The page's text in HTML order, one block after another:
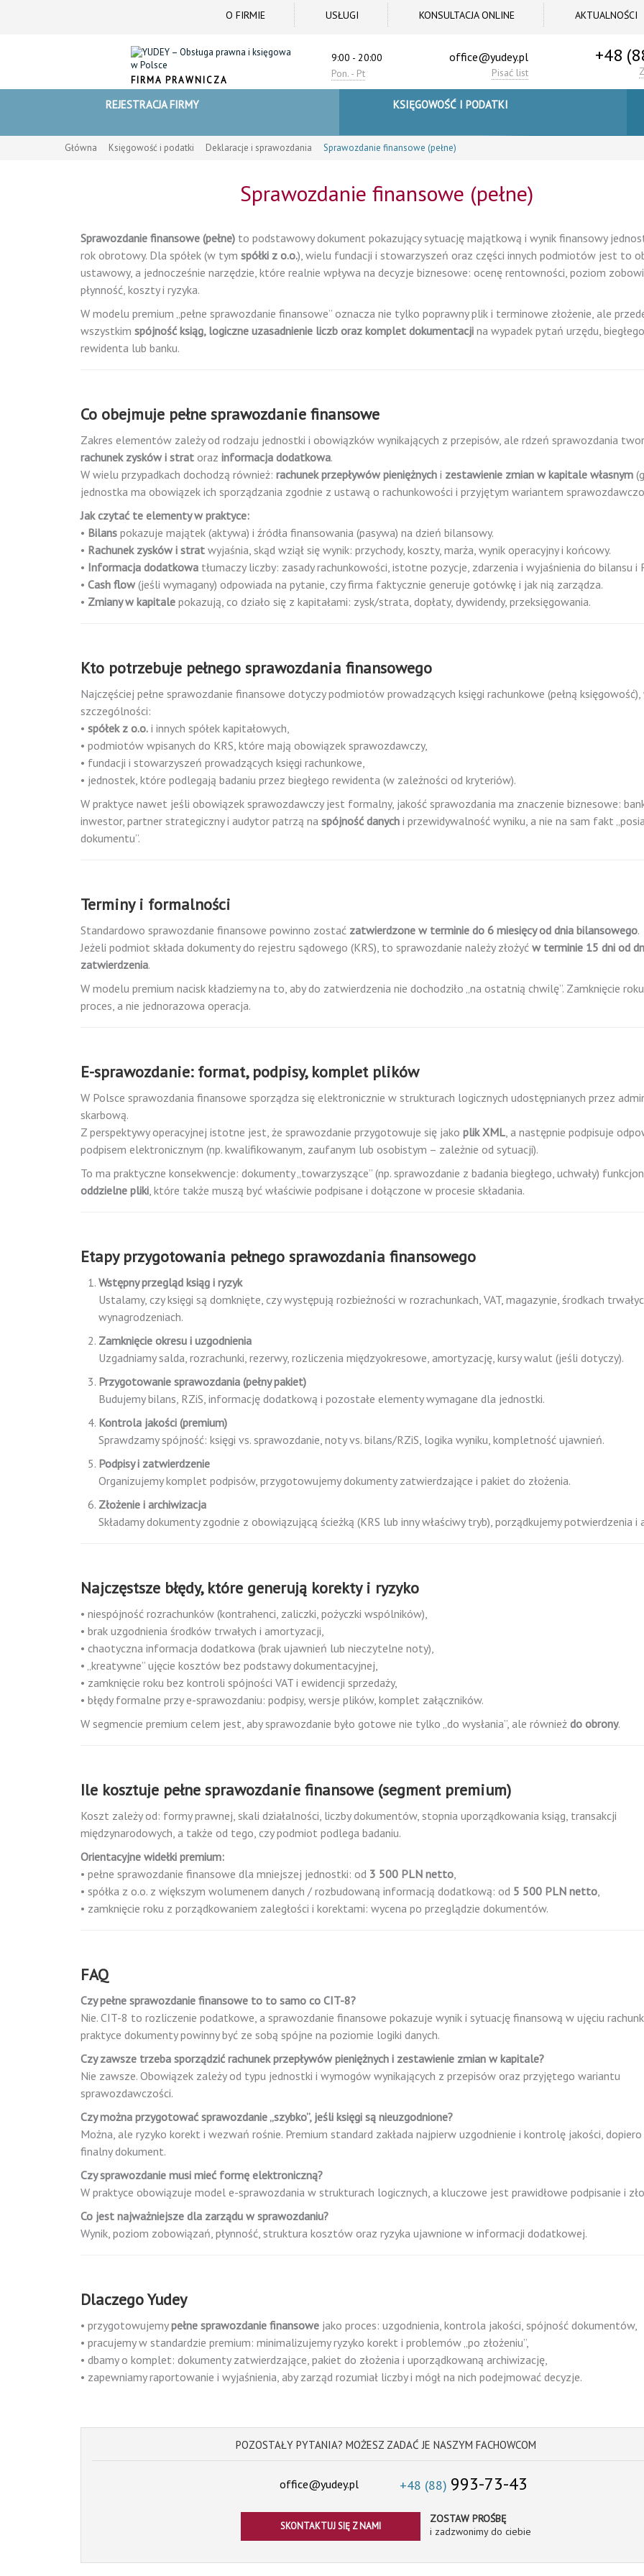
O FIRMIE USŁUGI KONSULTACJA ONLINE AKTUALNOŚCI
FIRMA PRAWNICZA
9:00 - 20:00
Pon. - Pt
office@yudey.pl
Pisać list
+48
REJESTRACJA FIRMY KSIĘGOWOŚĆ I PODATKI
Główna Księgowość i podatki Deklaracje i sprawozdania Sprawozdanie finansowe (pełne)
Sprawozdanie finansowe (pełne)
Sprawozdanie finansowe (pełne) to podstawowy dokument pokazujący sytuację majątkową i wynik finansowy
rok obrotowy. Dla spółek (w tym spółki z o.o.), wielu fundacji i stowarzyszeń oraz części innych podmiotów jest to
ustawowy, a jednocześnie narzędzie, które realnie wpływa na decyzje biznesowe: ocenę rentowności, poziom
płynność, koszty i ryzyka.
W modelu premium „pełne sprawozdanie finansowe” oznacza nie tylko poprawny plik i terminowe złożenie, ale
wszystkim spójność ksiąg, logiczne uzasadnienie liczb oraz komplet dokumentacji na wypadek pytań urzędu, biegłego
rewidenta lub banku.
Co obejmuje pełne sprawozdanie finansowe
Zakres elementów zależy od rodzaju jednostki i obowiązków wynikających z przepisów, ale rdzeń sprawozdania
rachunek zysków i strat oraz informacja dodatkowa.
W wielu przypadkach dochodzą również: rachunek przepływów pieniężnych i zestawienie zmian w kapitale własnym
jednostka ma obowiązek ich sporządzania zgodnie z ustawą o rachunkowości i przyjętym wariantem
Jak czytać te elementy w praktyce:
• Bilans pokazuje majątek (aktywa) i źródła finansowania (pasywa) na dzień bilansowy.
• Rachunek zysków i strat wyjaśnia, skąd wziął się wynik: przychody, koszty, marża, wynik operacyjny i końcowy.
• Informacja dodatkowa tłumaczy liczby: zasady rachunkowości, istotne pozycje, zdarzenia i wyjaśnienia do bilansu i
• Cash flow(jeśli wymagany) odpowiada na pytanie, czy firma faktycznie generuje gotówkę i jak nią zarządza.
• Zmiany w kapitale pokazują, co działo się z kapitałami: zysk/strata, dopłaty, dywidendy, przeksięgowania.
Kto potrzebuje pełnego sprawozdania finansowego
Najczęściej pełne sprawozdanie finansowe dotyczy podmiotów prowadzących księgi rachunkowe (pełną księgowość),
szczególności:
• spółek z o.o. i innych spółek kapitałowych,
• podmiotów wpisanych do KRS, które mają obowiązek sprawozdawczy,
• fundacji i stowarzyszeń prowadzących księgi rachunkowe,
• jednostek, które podlegają badaniu przez biegłego rewidenta (w zależności od kryteriów).
W praktyce nawet jeśli obowiązek sprawozdawczy jest formalny, jakość sprawozdania ma znaczenie biznesowe:
inwestor, partner strategiczny i audytor patrzą na spójność danych i przewidywalność wyniku, a nie na sam fakt
dokumentu”.
Terminy i formalności
Standardowo sprawozdanie finansowe powinno zostać zatwierdzone w terminie do 6 miesięcy od dnia bilansowego.
Jeżeli podmiot składa dokumenty do rejestru sądowego (KRS), to sprawozdanie należy złożyć w terminie 15 dni od
zatwierdzenia.
W modelu premium nacisk kładziemy na to, aby do zatwierdzenia nie dochodziło „na ostatnią chwilę”. Zamknięcie
proces, a nie jednorazowa operacja.
E-sprawozdanie: format, podpisy, komplet plików
W Polsce sprawozdania finansowe sporządza się elektronicznie w strukturach logicznych udostępnianych przez
skarbową.
Z perspektywy operacyjnej istotne jest, że sprawozdanie przygotowuje się jako plik XML, a następnie podpisuje
podpisem elektronicznym (np. kwalifikowanym, zaufanym lub osobistym – zależnie od sytuacji).
To ma praktyczne konsekwencje: dokumenty „towarzyszące” (np. sprawozdanie z badania biegłego, uchwały)
oddzielne pliki, które także muszą być właściwie podpisane i dołączone w procesie składania.
Etapy przygotowania pełnego sprawozdania finansowego
Wstępny przegląd ksiąg i ryzyk
Ustalamy, czy księgi są domknięte, czy występują rozbieżności w rozrachunkach, VAT, magazynie, środkach
wynagrodzeniach.
Zamknięcie okresu i uzgodnienia
Uzgadniamy salda, rozrachunki, rezerwy, rozliczenia międzyokresowe, amortyzację, kursy walut (jeśli dotyczy).
Przygotowanie sprawozdania (pełny pakiet)
Budujemy bilans, RZiS, informację dodatkową i pozostałe elementy wymagane dla jednostki.
Kontrola jakości (premium)
Sprawdzamy spójność: księgi vs. sprawozdanie, noty vs. bilans/RZiS, logika wyniku, kompletność ujawnień.
Podpisy i zatwierdzenie
Organizujemy komplet podpisów, przygotowujemy dokumenty zatwierdzające i pakiet do złożenia.
Złożenie i archiwizacja
Składamy dokumenty zgodnie z obowiązującą ścieżką (KRS lub inny właściwy tryb), porządkujemy potwierdzenia i
Najczęstsze błędy, które generują korekty i ryzyko
• niespójność rozrachunków (kontrahenci, zaliczki, pożyczki wspólników),
• brak uzgodnienia środków trwałych i amortyzacji,
• chaotyczna informacja dodatkowa (brak ujawnień lub nieczytelne noty),
• „kreatywne” ujęcie kosztów bez podstawy dokumentacyjnej,
• zamknięcie roku bez kontroli spójności VAT i ewidencji sprzedaży,
• błędy formalne przy e-sprawozdaniu: podpisy, wersje plików, komplet załączników.
W segmencie premium celem jest, aby sprawozdanie było gotowe nie tylko „do wysłania”, ale również do obrony.
Ile kosztuje pełne sprawozdanie finansowe (segment premium)
Koszt zależy od: formy prawnej, skali działalności, liczby dokumentów, stopnia uporządkowania ksiąg, transakcji
międzynarodowych, a także od tego, czy podmiot podlega badaniu.
Orientacyjne widełki premium:
• pełne sprawozdanie finansowe dla mniejszej jednostki: od 3 500 PLN netto,
• spółka z o.o. z większym wolumenem danych / rozbudowaną informacją dodatkową: od 5 500 PLN netto,
• zamknięcie roku z porządkowaniem zaległości i korektami: wycena po przeglądzie dokumentów.
FAQ
Czy pełne sprawozdanie finansowe to to samo co CIT-8?
Nie. CIT-8 to rozliczenie podatkowe, a sprawozdanie finansowe pokazuje wynik i sytuację finansową w ujęciu
praktyce dokumenty powinny być ze sobą spójne na poziomie logiki danych.
Czy zawsze trzeba sporządzić rachunek przepływów pieniężnych i zestawienie zmian w kapitale?
Nie zawsze. Obowiązek zależy od typu jednostki i wymogów wynikających z przepisów oraz przyjętego wariantu
sprawozdawczości.
Czy można przygotować sprawozdanie „szybko”, jeśli księgi są nieuzgodnione?
Można, ale ryzyko korekt i wezwań rośnie. Premium standard zakłada najpierw uzgodnienie i kontrolę jakości,
finalny dokument.
Czy sprawozdanie musi mieć formę elektroniczną?
W praktyce obowiązuje model e-sprawozdania w strukturach logicznych, a kluczowe jest prawidłowe podpisanie i
Co jest najważniejsze dla zarządu w sprawozdaniu?
Wynik, poziom zobowiązań, płynność, struktura kosztów oraz ryzyka ujawnione w informacji dodatkowej.
Dlaczego Yudey
• przygotowujemypełne sprawozdanie finansowe jako proces: uzgodnienia, kontrola jakości, spójność dokumentów,
• pracujemy w standardzie premium: minimalizujemy ryzyko korekt i problemów „po złożeniu”,
• dbamy o komplet: dokumenty zatwierdzające, pakiet do złożenia i uporządkowaną archiwizację,
• zapewniamy raportowanie i wyjaśnienia, aby zarząd rozumiał liczby i mógł na nich podejmować decyzje.
POZOSTAŁY PYTANIA? MOŻESZ ZADAĆ JE NASZYM FACHOWCOM
office@yudey.pl +48 (88) 993-73-43
SKONTAKTUJ SIĘ Z NAMI
ZOSTAW PROŚBĘ
i zadzwonimy do ciebie